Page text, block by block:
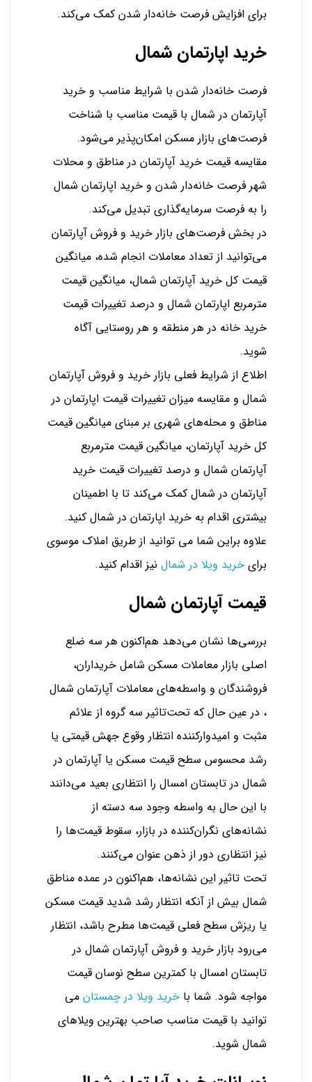
برای افزایش فرصت خانه‌دار شدن کمک می‌کند.
خرید اپارتمان شمال
فرصت خانه‌دار شدن با شرایط مناسب و خرید
آپارتمان در شمال با قیمت مناسب با شناخت
فرصت‌های بازار مسکن امکان‌پذیر می‌شود.
مقایسه قیمت خرید آپارتمان در مناطق و محلات
شهر فرصت خانه‌دار شدن و خرید اپارتمان شمال
را به فرصت سرمایه‌گذاری تبدیل می‌کند.
در بخش فرصت‌های بازار خرید و فروش آپارتمان
می‌توانید از تعداد معاملات انجام شده، میانگین
قیمت کل خرید آپارتمان شمال، میانگین قیمت
مترمربع اپارتمان شمال و درصد تغییرات قیمت
خرید خانه در هر منطقه و هر روستایی آگاه
شوید.
اطلاع از شرایط فعلی بازار خرید و فروش آپارتمان
شمال و مقایسه میزان تغییرات قیمت اپارتمان در
مناطق و محله‌های شهری بر مبنای میانگین قیمت
کل خرید آپارتمان، میانگین قیمت مترمربع
آپارتمان شمال و درصد تغییرات قیمت خرید
آپارتمان در شمال کمک می‌کند تا با اطمینان
بیشتری اقدام به خرید اپارتمان در شمال کنید.
علاوه براین شما می توانید از طریق املاک موسوی
برای خرید ویلا در شمال نیز اقدام کنید.
قیمت آپارتمان شمال
بررسی‌ها نشان می‌دهد هم‌اکنون هر سه ضلع
اصلی بازار معاملات مسکن شامل خریداران،
فروشندگان و واسطه‌های معاملات آپارتمان شمال
، در عین حال که تحت‌تاثیر سه گروه از علائم
مثبت و امیدوار‌کننده انتظار وقوع جهش قیمتی یا
رشد محسوس سطح قیمت مسکن یا آپارتمان در
شمال در تابستان امسال را انتظاری بعید می‌دانند
با این حال به واسطه وجود سه دسته از
نشانه‌های نگران‌کننده در بازار، سقوط قیمت‌ها را
نیز انتظاری دور از ذهن عنوان می‌کنند.
تحت‌ تاثیر این نشانه‌ها، هم‌اکنون در عمده مناطق
شمال بیش از آنکه انتظار رشد شدید قیمت مسکن
یا ریزش سطح فعلی قیمت‌ها مطرح باشد، انتظار
می‌رود بازار خرید و فروش آپارتمان شمال در
تابستان امسال با کمترین سطح نوسان قیمت
مواجه شود. شما با خرید ویلا در چمستان می
توانید با قیمت مناسب صاحب بهترین ویلاهای
شمال شوید.